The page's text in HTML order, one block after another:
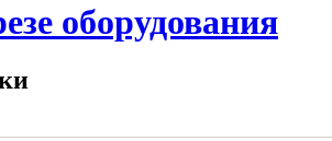
оборудования